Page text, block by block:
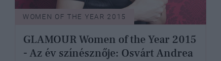
WOMEN OF THE YEAR 2015
GLAMOUR Women of the Year 2015
- Az év színésznője: Osvárt Andrea